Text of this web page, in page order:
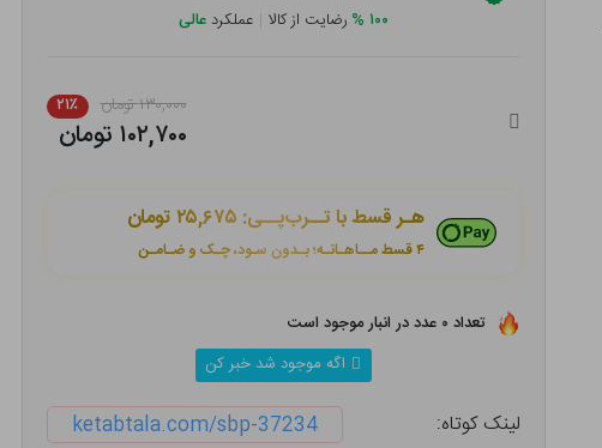
۱۰۰ % رضایت از کالا | عملکرد عالی
۱۳۰,۰۰۰ تومان ۲۱٪
۱۰۲,۷۰۰ تومان
هـر قسط با تــرب‌پــی: ۲۵,۶۷۵ تومان
۴ قسط مــاهـانـه؛ بـدون سـود، چـک و ضـامـن
تعداد ۰ عدد در انبار موجود است
اگه موجود شد خبر کن
لینک کوتاه: ketabtala.com/sbp-37234